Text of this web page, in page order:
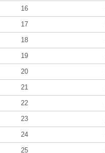
16
17
18
19
20
21
22
23
24
25